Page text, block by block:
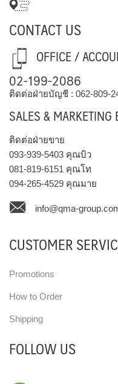
CONTACT US
OFFICE /
02-199-2086
ติดต่อฝ่ายบัญชี : 062-809-
SALES & MARKETING
ติดต่อฝ่ายขาย
093-939-5403 คุณบิว
081-819-6151 คุณโท
094-265-4529 คุณมาย
info@qma-
CUSTOMER
Promotions
How to Order
Shipping
FOLLOW US